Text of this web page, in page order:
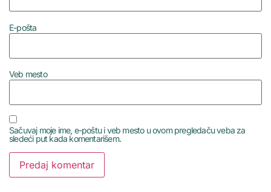
E-pošta
Veb mesto
Sačuvaj moje ime, e-poštu i veb mesto u ovom pregledaču veba za
sledeći put kada komentarišem.